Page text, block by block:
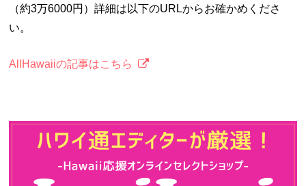
（約3万6000円）詳細は以下のURLからお確かめくださ
い。
AllHawaiiの記事はこちら